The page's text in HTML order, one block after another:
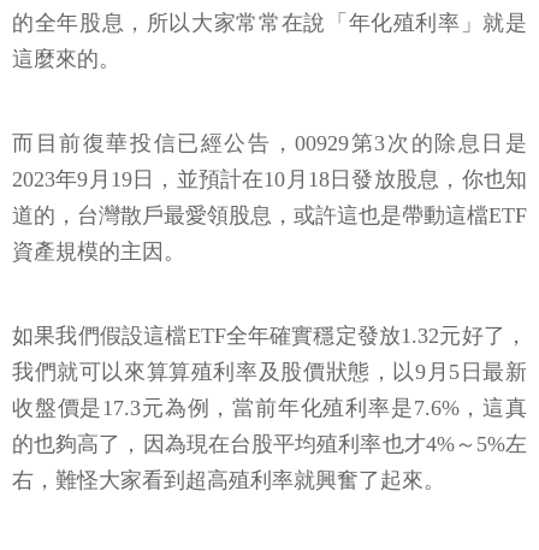
的全年股息，所以大家常常在說「年化殖利率」就是
這麼來的。
而目前復華投信已經公告，00929第3次的除息日是
2023年9月19日，並預計在10月18日發放股息，你也知
道的，台灣散戶最愛領股息，或許這也是帶動這檔ETF
資產規模的主因。
如果我們假設這檔ETF全年確實穩定發放1.32元好了，
我們就可以來算算殖利率及股價狀態，以9月5日最新
收盤價是17.3元為例，當前年化殖利率是7.6%，這真
的也夠高了，因為現在台股平均殖利率也才4%～5%左
右，難怪大家看到超高殖利率就興奮了起來。